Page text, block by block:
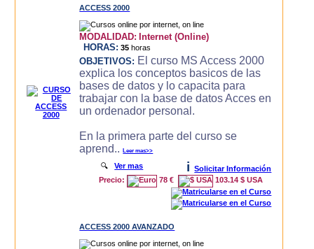
ACCESS 2000
MODALIDAD: Internet (Online)
HORAS: 35 horas
OBJETIVOS: El curso MS Access 2000
explica los conceptos basicos de las
bases de datos y lo capacita para
trabajar con la base de datos Acces en
un ordenador personal.
En la primera parte del curso se
aprend..Leer mas>>
🔍Ver mas i
Solicitar Información
Precio:
78 € 103.14 $ USA
ACCESS 2000 AVANZADO